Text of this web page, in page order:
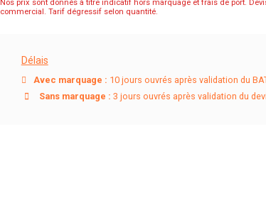
Nos prix sont donnés à titre indicatif hors marquage et frais de port.
commercial. Tarif dégressif selon quantité.
Délais
Avec marquage : 10 jours ouvrés après validation du
Sans marquage : 3 jours ouvrés après validation du